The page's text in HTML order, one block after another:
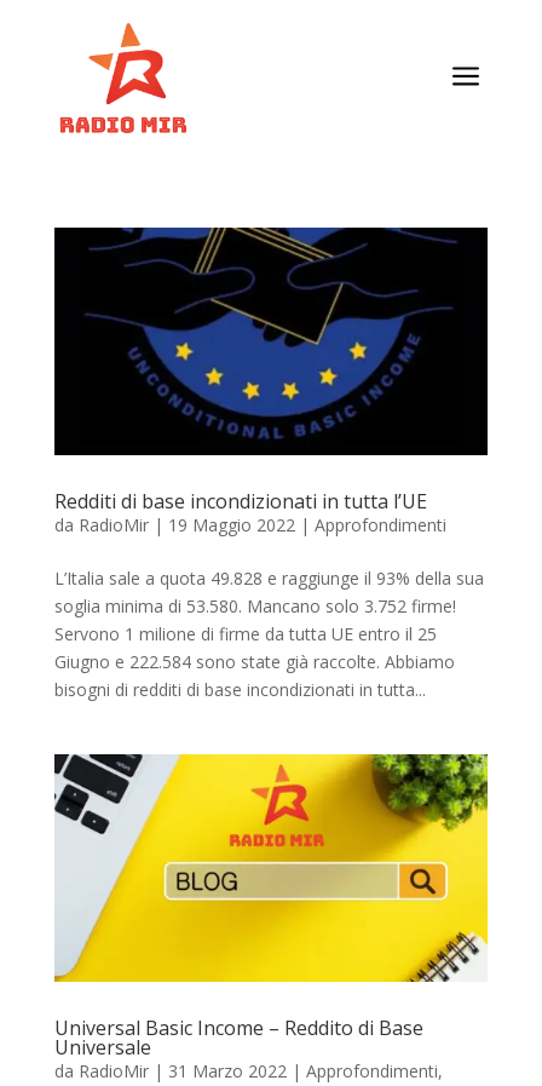
a
Redditi di base incondizionati in tutta l’UE
da RadioMir| 19 Maggio 2022| Approfondimenti
L’Italia sale a quota 49.828 e raggiunge il 93% della sua
soglia minima di 53.580. Mancano solo 3.752 firme!
Servono 1 milione di firme da tutta UE entro il 25
Giugno e 222.584 sono state già raccolte. Abbiamo
bisogni di redditi di base incondizionati in tutta...
Universal Basic Income – Reddito di Base
Universale
da RadioMir| 31 Marzo 2022| Approfondimenti,